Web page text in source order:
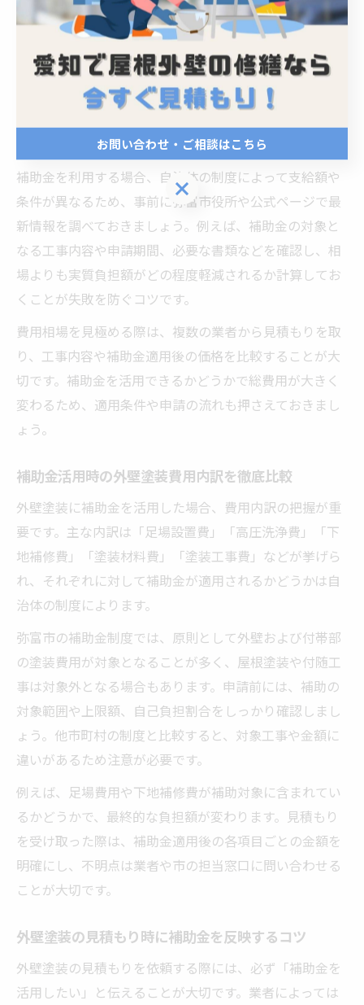
外壁塗装の費用相場を知ることは、補助金を賢く活用す
る上で非常に重要です。愛知県弥富市では、外壁塗装に
かかる費用は建物の大きさや使用する塗料、施工内容に
よって大きく変動します。一般的な一軒家の場合、塗装
無や上限金額も合わせて確認することがポイントです。
補助金を利用する場合、自治体の制度によって支給額や
条件が異なるため、事前に弥富市役所や公式ページで最
新情報を調べておきましょう。例えば、補助金の対象と
なる工事内容や申請期間、必要な書類などを確認し、相
場よりも実質負担額がどの程度軽減されるか計算してお
くことが失敗を防ぐコツです。
費用相場を見極める際は、複数の業者から見積もりを取
り、工事内容や補助金適用後の価格を比較することが大
切です。補助金を活用できるかどうかで総費用が大きく
変わるため、適用条件や申請の流れも押さえておきまし
ょう。
補助金活用時の外壁塗装費用内訳を徹底比較
外壁塗装に補助金を活用した場合、費用内訳の把握が重
要です。主な内訳は「足場設置費」「高圧洗浄費」「下
地補修費」「塗装材料費」「塗装工事費」などが挙げら
れ、それぞれに対して補助金が適用されるかどうかは自
治体の制度によります。
弥富市の補助金制度では、原則として外壁および付帯部
の塗装費用が対象となることが多く、屋根塗装や付随工
事は対象外となる場合もあります。申請前には、補助の
対象範囲や上限額、自己負担割合をしっかり確認しまし
ょう。他市町村の制度と比較すると、対象工事や金額に
違いがあるため注意が必要です。
例えば、足場費用や下地補修費が補助対象に含まれてい
るかどうかで、最終的な負担額が変わります。見積もり
を受け取った際は、補助金適用後の各項目ごとの金額を
明確にし、不明点は業者や市の担当窓口に問い合わせる
ことが大切です。
外壁塗装の見積もり時に補助金を反映するコツ
外壁塗装の見積もりを依頼する際には、必ず「補助金を
活用したい」と伝えることが大切です。業者によっては
お問い合わせ・ご相談はこちら
お問い合わせ・ご相談はこちら